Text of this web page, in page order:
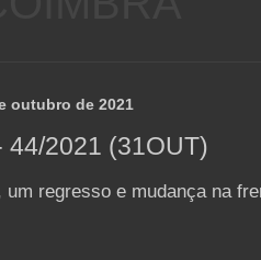
outubro de 2021
44/2021 (31OUT)
um regresso e mudança na